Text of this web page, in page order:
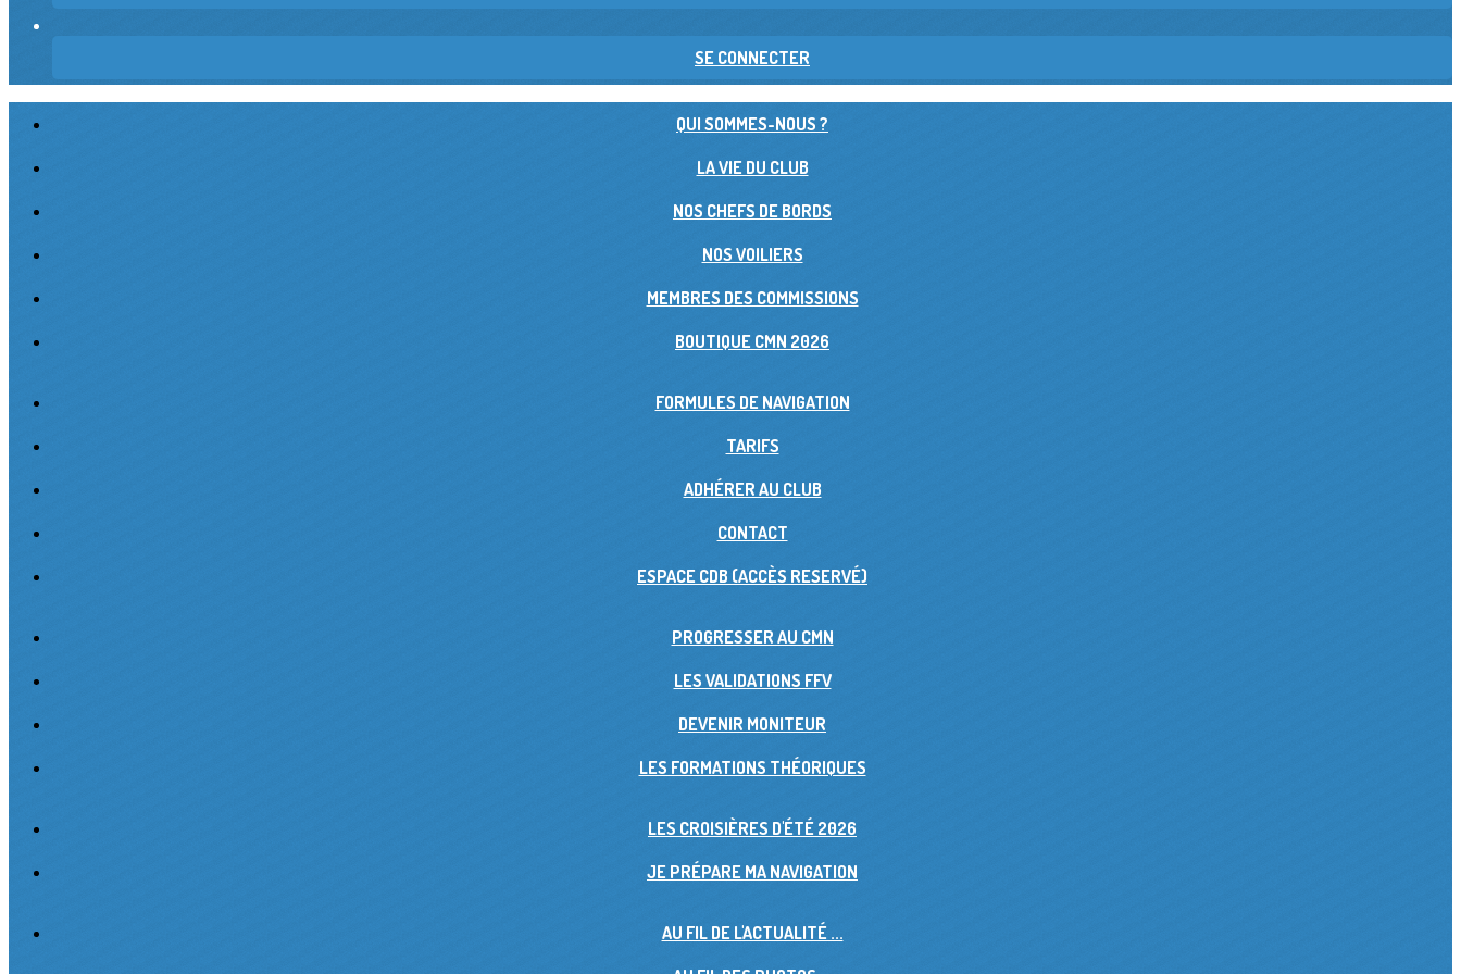
SE CONNECTER
QUI SOMMES-NOUS ?
LA VIE DU CLUB
NOS CHEFS DE BORDS
NOS VOILIERS
MEMBRES DES COMMISSIONS
BOUTIQUE CMN 2026
FORMULES DE NAVIGATION
TARIFS
ADHÉRER AU CLUB
CONTACT
ESPACE CDB (ACCÈS RESERVÉ)
PROGRESSER AU CMN
LES VALIDATIONS FFV
DEVENIR MONITEUR
LES FORMATIONS THÉORIQUES
LES CROISIÈRES D'ÉTÉ 2026
JE PRÉPARE MA NAVIGATION
AU FIL DE L'ACTUALITÉ ...